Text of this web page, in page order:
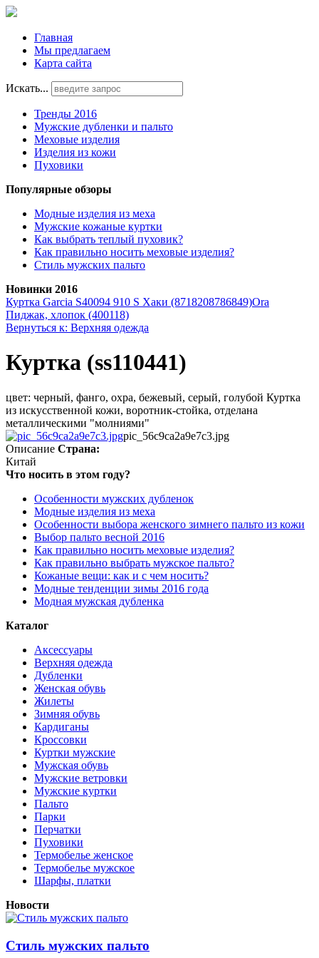
Главная
Мы предлагаем
Карта сайта
Искать...
Тренды 2016
Мужские дубленки и пальто
Меховые изделия
Изделия из кожи
Пуховики
Популярные обзоры
Модные изделия из меха
Мужские кожаные куртки
Как выбрать теплый пуховик?
Как правильно носить меховые изделия?
Стиль мужских пальто
Новинки 2016
Куртка Garcia S40094 910 S Хаки (8718208786849)Ora
Пиджак, хлопок (400118)
Вернуться к: Верхняя одежда
Куртка (ss110441)
цвет: черный, фанго, охра, бежевый, серый, голубой Куртка
из искусственной кожи, воротник-стойка, отделана
металлическими "молниями"
pic_56c9ca2a9e7c3.jpg
Описание Страна:
Китай
Что носить в этом году?
Особенности мужских дубленок
Модные изделия из меха
Особенности выбора женского зимнего пальто из кожи
Выбор пальто весной 2016
Как правильно носить меховые изделия?
Как правильно выбрать мужское пальто?
Кожаные вещи: как и с чем носить?
Модные тенденции зимы 2016 года
Модная мужская дубленка
Каталог
Аксессуары
Верхняя одежда
Дубленки
Женская обувь
Жилеты
Зимняя обувь
Кардиганы
Кроссовки
Куртки мужские
Мужская обувь
Мужские ветровки
Мужские куртки
Пальто
Парки
Перчатки
Пуховики
Термобелье женское
Термобелье мужское
Шарфы, платки
Новости
Стиль мужских пальто